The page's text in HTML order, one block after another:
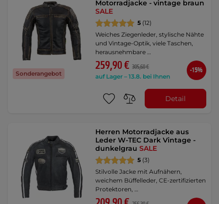
Sonderangebot
Motorradjacke - vintage braun
SALE
5 (12)
Weiches Ziegenleder, stylische Nähte
und Vintage-Optik, viele Taschen,
herausnehmbare …
259,90 € 305,60 €
auf Lager – 13.8. bei Ihnen
-15%
Detail
Herren Motorradjacke aus
Leder W-TEC Dark Vintage -
dunkelgrauSALE
5 (3)
Stilvolle Jacke mit Aufnähern,
weichem Büffelleder, CE-zertifizierten
Protektoren, …